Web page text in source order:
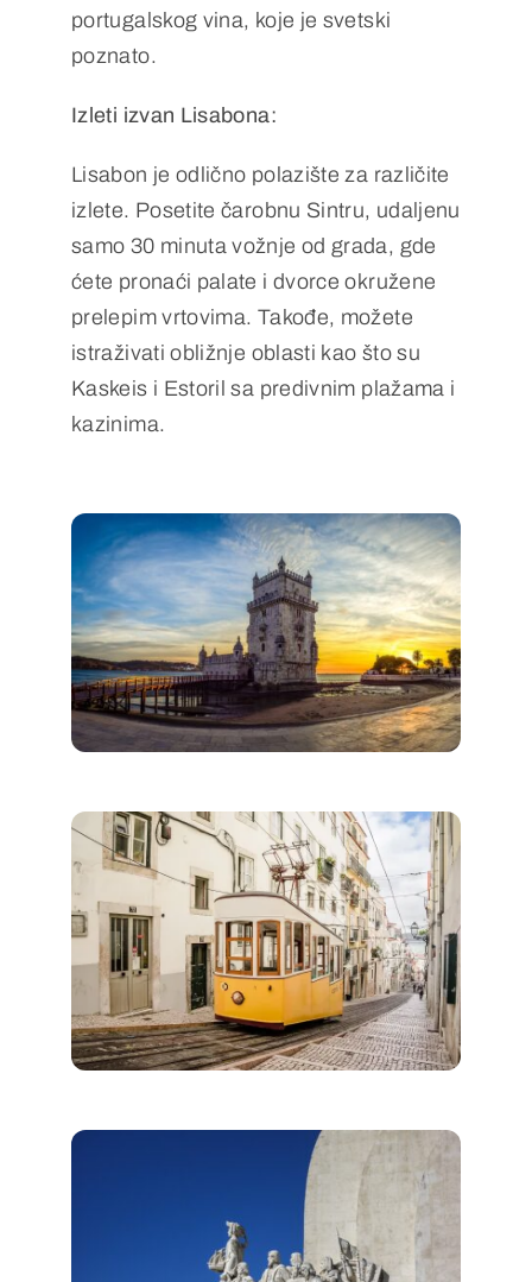
portugalskog vina, koje je svetski
poznato.
Izleti izvan Lisabona:
Lisabon je odlično polazište za različite
izlete. Posetite čarobnu Sintru, udaljenu
samo 30 minuta vožnje od grada, gde
ćete pronaći palate i dvorce okružene
prelepim vrtovima. Takođe, možete
istraživati obližnje oblasti kao što su
Kaskeis i Estoril sa predivnim plažama i
kazinima.